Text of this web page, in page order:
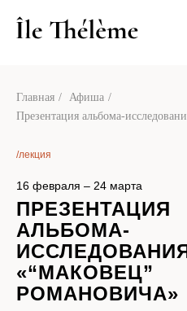
Главная / Афиша /
Презентация альбома-
ПРЕЗЕНТАЦИЯ
АЛЬБОМА-
«“МАКОВЕЦ”
РОМАНОВИЧА»
/лекция
16 февраля – 24 марта